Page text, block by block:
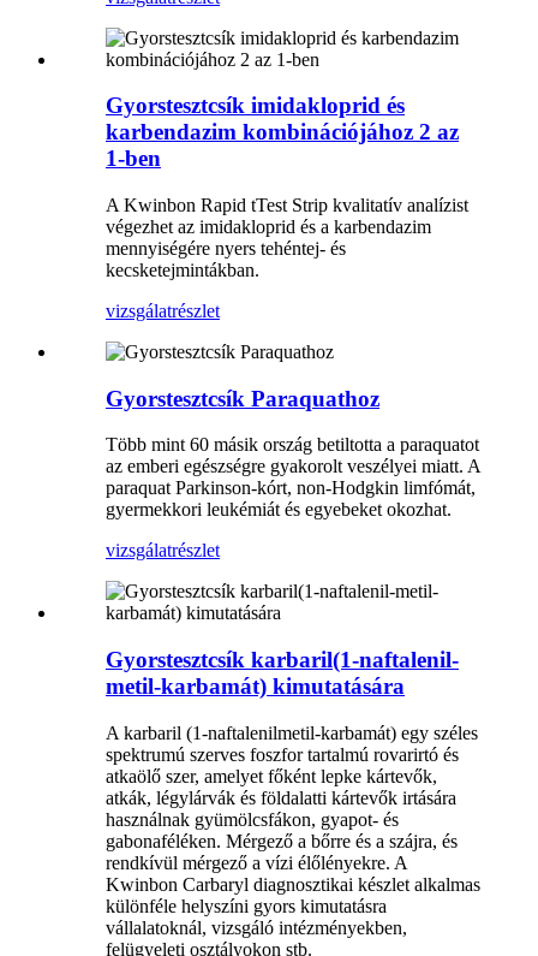
Gyorstesztcsík imidakloprid és
karbendazim kombinációjához 2 az
1-ben
A Kwinbon Rapid tTest Strip kvalitatív analízist
végezhet az imidakloprid és a karbendazim
mennyiségére nyers tehéntej- és
kecsketejmintákban.
vizsgálatrészlet
Gyorstesztcsík Paraquathoz
Több mint 60 másik ország betiltotta a paraquatot
az emberi egészségre gyakorolt ​​veszélyei miatt. A
paraquat Parkinson-kórt, non-Hodgkin limfómát,
gyermekkori leukémiát és egyebeket okozhat.
vizsgálatrészlet
Gyorstesztcsík karbaril(1-naftalenil-
metil-karbamát) kimutatására
A karbaril (1-naftalenilmetil-karbamát) egy széles
spektrumú szerves foszfor tartalmú rovarirtó és
atkaölő szer, amelyet főként lepke kártevők,
atkák, légylárvák és földalatti kártevők irtására
használnak gyümölcsfákon, gyapot- és
gabonaféléken. Mérgező a bőrre és a szájra, és
rendkívül mérgező a vízi élőlényekre. A
Kwinbon Carbaryl diagnosztikai készlet alkalmas
különféle helyszíni gyors kimutatásra
vállalatoknál, vizsgáló intézményekben,
felügyeleti osztályokon stb.